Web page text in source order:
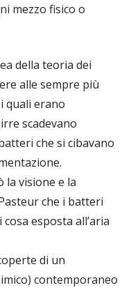
mezzo fisico o
della teoria dei
alle sempre più
quali erano
scadevano
che si cibavano
la visione e la
che i batteri
esposta all’aria
di un
contemporaneo